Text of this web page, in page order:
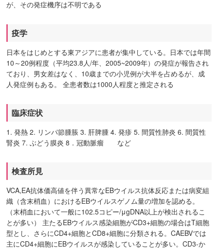
が、その発症機序は不明である
疫学
日本をはじめとする東アジアに患者が集中している。日本では年間
10～20例程度（平均23.8人/年、2005~2009年）の発症が報告され
ており、男女差はなく、10歳までの小児例が大半を占めるが、成
人発症例もある。 全患者数は1000人程度と推定される
臨床症状
1. 発熱 2. リンパ節腫脹 3. 肝脾腫 4. 発疹 5. 間質性肺炎 6. 間質性
腎炎 7. ぶどう膜炎 8．冠動脈瘤 など
検査所見
VCA,EA抗体価高値を伴う異常なEBウイルス抗体反応または病変組
織（含末梢血）におけるEBウイルスゲノム量の増加を認める。
（末梢血において一般に102.5コピー/μgDNA以上が検出されるこ
とが多い） 主たるEBウイルス感染細胞がCD3+細胞の場合はT細胞
型とし、さらにCD4+細胞とCD8+細胞に分類される。CAEBVでは
主にCD4+細胞にEBウイルスが感染していることが多い。CD3-か